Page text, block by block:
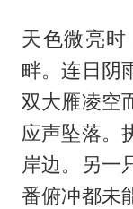
天色微亮
畔。连日阴
双大雁凌空
应声坠落。
岸边。另一
番俯冲都未